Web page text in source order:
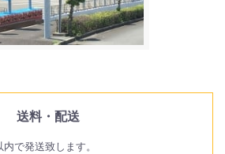
送料・配送
で発送致します。